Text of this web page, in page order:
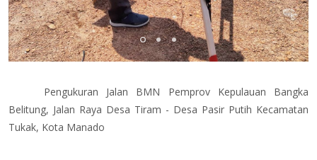
Pengukuran Jalan BMN Pemprov Kepulauan Bangka
Belitung, Jalan Raya Desa Tiram - Desa Pasir Putih Kecamatan
Tukak, Kota Manado